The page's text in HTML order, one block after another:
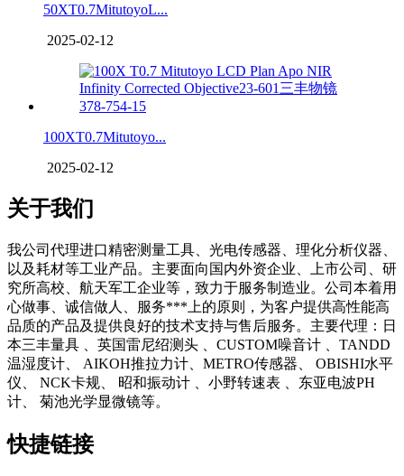
50XT0.7MitutoyoL...
2025-02-12
100XT0.7Mitutoyo...
2025-02-12
关于我们
我公司代理进口精密测量工具、光电传感器、理化分析仪器、
以及耗材等工业产品。主要面向国内外资企业、上市公司、研
究所高校、航天军工企业等，致力于服务制造业。公司本着用
心做事、诚信做人、服务***上的原则，为客户提供高性能高
品质的产品及提供良好的技术支持与售后服务。主要代理：日
本三丰量具 、英国雷尼绍测头 、CUSTOM噪音计 、TANDD
温湿度计、 AIKOH推拉力计、METRO传感器、 OBISHI水平
仪、 NCK卡规、 昭和振动计 、小野转速表 、东亚电波PH
计、 菊池光学显微镜等。
快捷链接